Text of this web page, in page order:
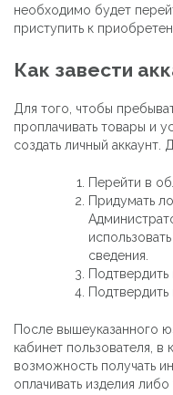
необходимо будет
приступить к
Как завести
Для того, чтобы
проплачивать товары и
создать личный
Перейти в
Придумать
сведения.
Подтвердить
После вышеуказанного
кабинет пользователя,
возможность получать
оплачивать изделия либо